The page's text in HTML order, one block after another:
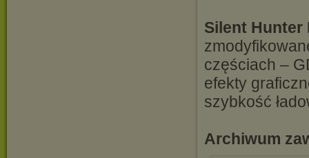
Silent Hunter
częściach –
efekty
szybkość
Archiwum